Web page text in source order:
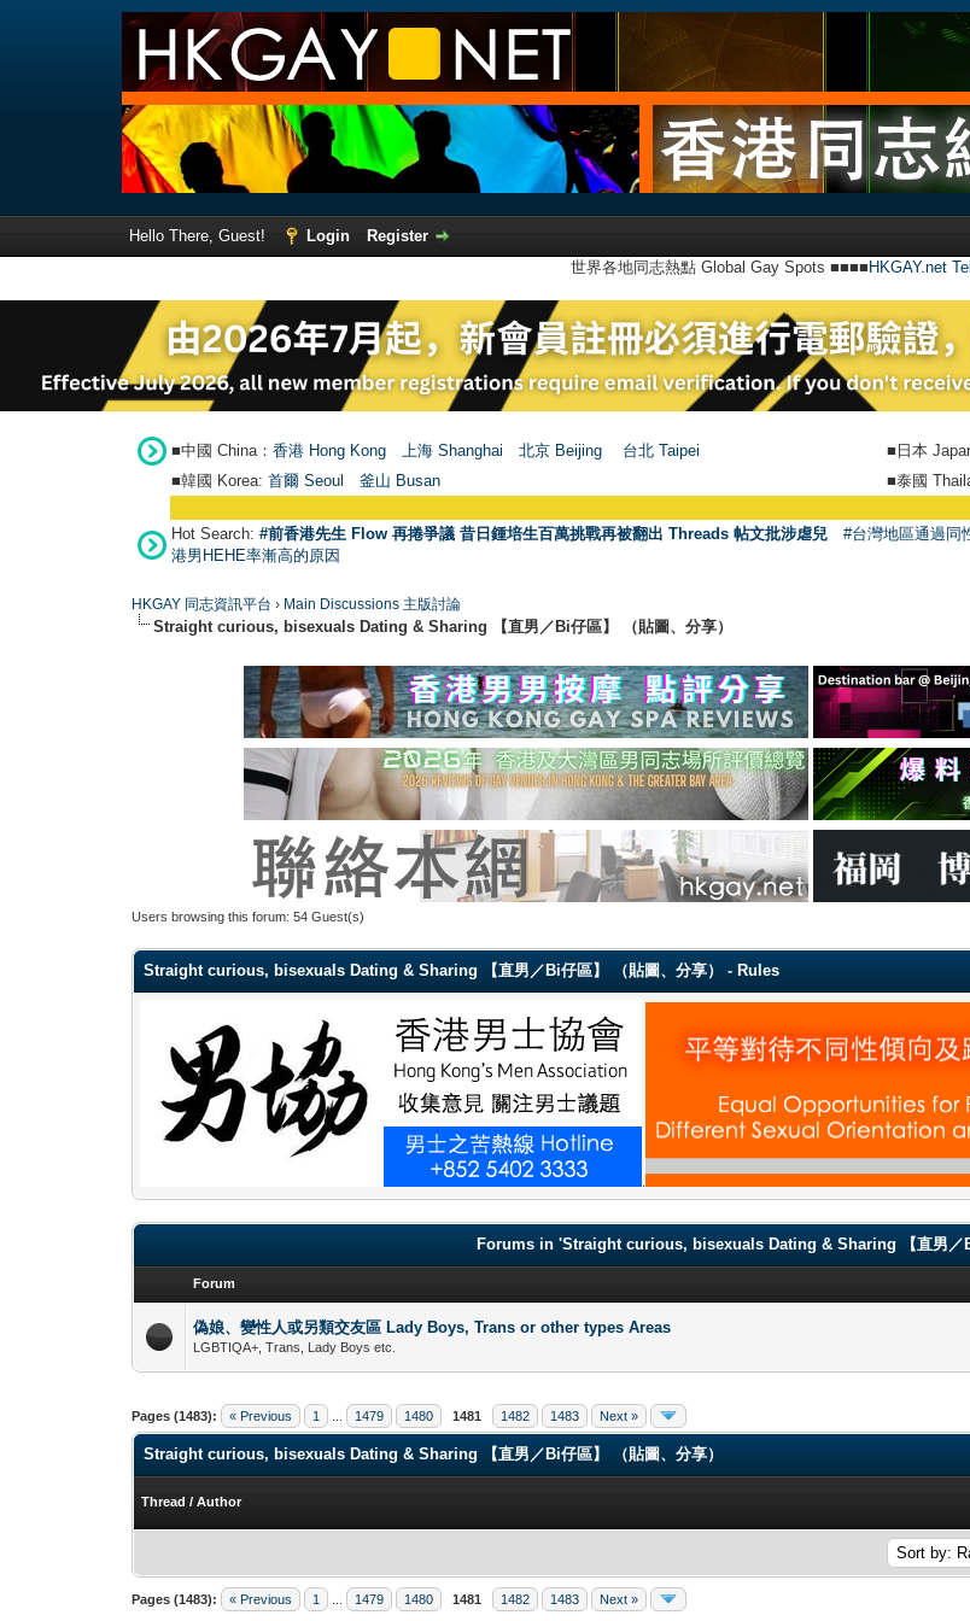
Hello There, Guest! Login
Register
世界各地同志熱點 Global Gay Spots ■■■■ HKGAY.net
■中國 China： 香港 Hong Kong 上海 Shanghai 北京 Beijing 台北 Taipei ■日本
■韓國 Korea: 首爾 Seou 釜山 Busan ■泰國
Hot Search: #前香港先生 Flow 再捲爭議 昔日鍾培生百萬挑戰再被翻出 Threads 帖文批涉虐兒 #台灣地區通過同
港男HEHE率漸高的原因
HKGAY 同志資訊平台 › Main Discussions 主版討論
Straight curious, bisexuals Dating & Sharing 【直男／Bi仔區】 （貼圖、分享）
Users browsing this forum: 54 Guest(s)
Straight curious, bisexuals Dating & Sharing 【直男／Bi仔區】 （貼圖、分享） - Rules
Forums in 'Straight curious, bisexuals Dating & Sharing 【直男／
Forum
偽娘、變性人或另類交友區 Lady Boys, Trans or other types Areas
LGBTIQA+, Trans, Lady Boys etc.
Pages (1483): « Previous 1 1479 1480 1481 1482 1483 Next »
Straight curious, bisexuals Dating & Sharing 【直男／Bi仔區】 （貼圖、分享）
Thread /Author
Pages (1483): « Previous 1 1479 1480 1481 1482 1483 Next »